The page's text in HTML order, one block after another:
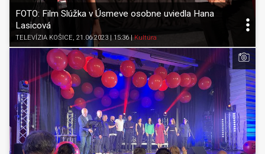
FOTO: Film Slúžka v Úsmeve osobne uviedla Hana
Lasicová
TELEVÍZIA KOŠICE, 21.06.2023 | 15:36 |Kultúra